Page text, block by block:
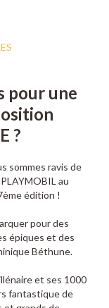
pour une
?
sommes ravis de
au
édition !
pour des
épiques et des
Béthune.
et ses 1000
fantastique de